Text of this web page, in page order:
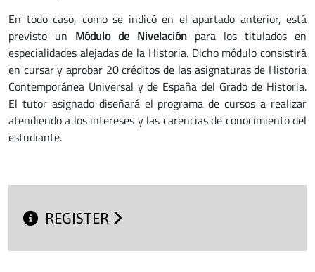
En todo caso, como se indicó en el apartado anterior, está
previsto un Módulo de Nivelación para los titulados en
especialidades alejadas de la Historia. Dicho módulo consistirá
en cursar y aprobar 20 créditos de las asignaturas de Historia
Contemporánea Universal y de España del Grado de Historia.
El tutor asignado diseñará el programa de cursos a realizar
atendiendo a los intereses y las carencias de conocimiento del
estudiante.
REGISTER